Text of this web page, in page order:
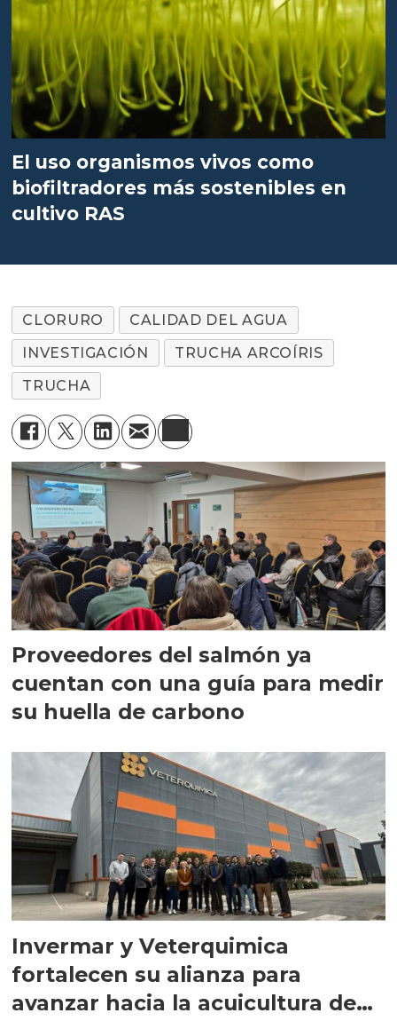
El uso organismos vivos como
biofiltradores más sostenibles en
cultivo RAS
CLORURO
CALIDAD DEL AGUA
INVESTIGACIÓN
TRUCHA ARCOÍRIS
TRUCHA
Proveedores del salmón ya
cuentan con una guía para medir
su huella de carbono
Invermar y Veterquimica
fortalecen su alianza para
avanzar hacia la acuicultura de